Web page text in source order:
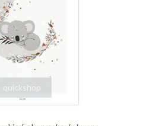
quickshop